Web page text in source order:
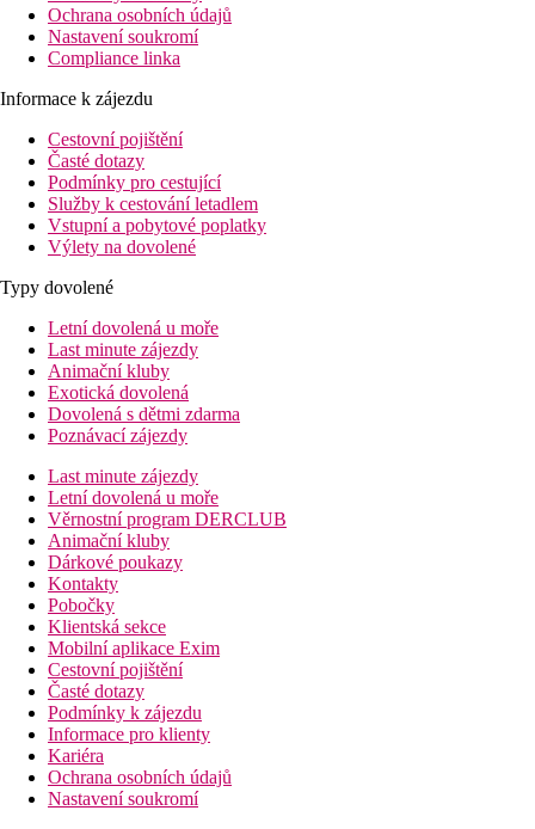
Ochrana osobních údajů
Nastavení soukromí
Compliance linka
Informace k zájezdu
Cestovní pojištění
Časté dotazy
Podmínky pro cestující
Služby k cestování letadlem
Vstupní a pobytové poplatky
Výlety na dovolené
Typy dovolené
Letní dovolená u moře
Last minute zájezdy
Animační kluby
Exotická dovolená
Dovolená s dětmi zdarma
Poznávací zájezdy
Last minute zájezdy
Letní dovolená u moře
Věrnostní program DERCLUB
Animační kluby
Dárkové poukazy
Kontakty
Pobočky
Klientská sekce
Mobilní aplikace Exim
Cestovní pojištění
Časté dotazy
Podmínky k zájezdu
Informace pro klienty
Kariéra
Ochrana osobních údajů
Nastavení soukromí